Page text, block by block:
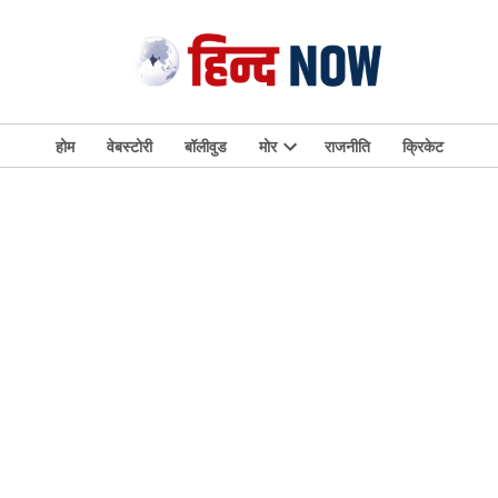
होम वेबस्टोरी बॉलीवुड मोर
Open
राजनीति क्रिकेट